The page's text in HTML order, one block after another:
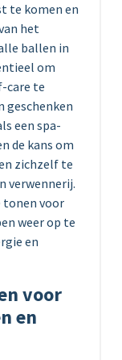
te komen en
het
ballen in
om
care te
geschenken
een spa-
de kans om
zichzelf te
verwennerij.
tonen voor
weer op te
en
voor
en